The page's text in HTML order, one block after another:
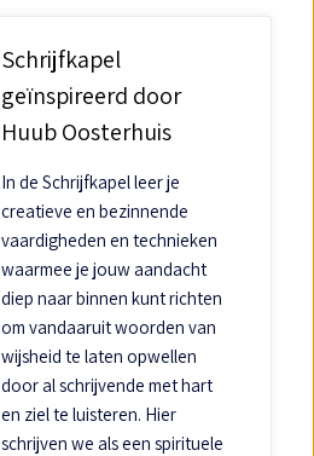
Schrijfkapel
geïnspireerd door
Huub Oosterhuis
In de Schrijfkapel leer je
creatieve en bezinnende
vaardigheden en technieken
waarmee je jouw aandacht
diep naar binnen kunt richten
om vandaaruit woorden van
wijsheid te laten opwellen
door al schrijvende met hart
en ziel te luisteren. Hier
schrijven we als een spirituele